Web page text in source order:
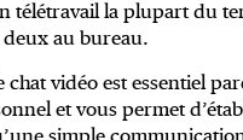
télétravail la plupart du
au bureau.
chat vidéo est essentiel
et vous permet